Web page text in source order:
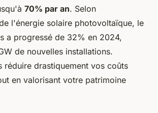
70% par an. Selon
l'énergie solaire photovoltaïque, le
a progressé de 32% en 2024,
de nouvelles installations.
réduire drastiquement vos coûts
en valorisant votre patrimoine